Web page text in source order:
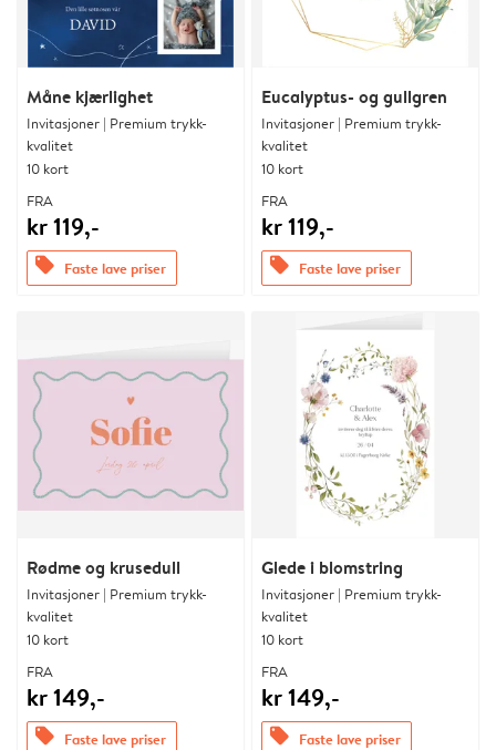
Måne kjærlighet
Invitasjoner | Premium trykk-
kvalitet
10 kort
FRA
kr 119,-
offers Faste lave priser
Eucalyptus- og gullgren
Invitasjoner | Premium trykk-
kvalitet
10 kort
FRA
kr 119,-
offers Faste lave priser
Rødme og krusedull
Invitasjoner | Premium trykk-
kvalitet
10 kort
FRA
kr 149,-
offers Faste lave priser
Glede i blomstring
Invitasjoner | Premium trykk-
kvalitet
10 kort
FRA
kr 149,-
offers Faste lave priser